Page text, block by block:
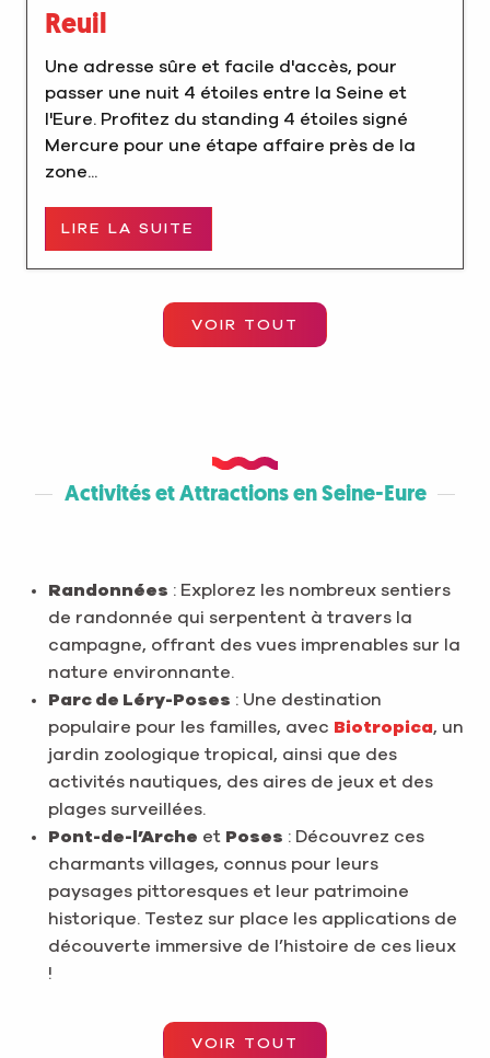
Reuil
Une adresse sûre et facile d'accès, pour
passer une nuit 4 étoiles entre la Seine et
l'Eure. Profitez du standing 4 étoiles signé
Mercure pour une étape affaire près de la
zone...
LIRE LA SUITE
VOIR TOUT
Activités et Attractions en Seine-Eure
Randonnées : Explorez les nombreux sentiers
de randonnée qui serpentent à travers la
campagne, offrant des vues imprenables sur la
nature environnante.
Parc de Léry-Poses : Une destination
populaire pour les familles, avec Biotropica, un
jardin zoologique tropical, ainsi que des
activités nautiques, des aires de jeux et des
plages surveillées.
Pont-de-l’Arche et Poses : Découvrez ces
charmants villages, connus pour leurs
paysages pittoresques et leur patrimoine
historique. Testez sur place les applications de
découverte immersive de l’histoire de ces lieux
!
VOIR TOUT